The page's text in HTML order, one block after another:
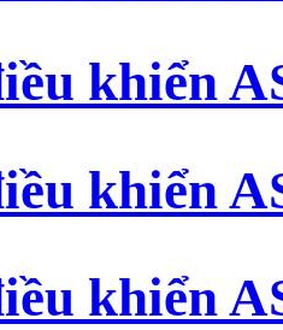
khiển
khiển
khiển